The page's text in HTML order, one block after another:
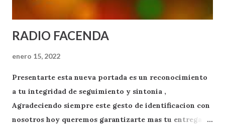
RADIO FACENDA
enero 15, 2022
Presentarte esta nueva portada es un reconocimiento
a tu integridad de seguimiento y sintonia ,
Agradeciendo siempre este gesto de identificacion con
nosotros hoy queremos garantizarte mas tu entrega